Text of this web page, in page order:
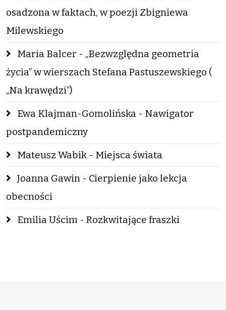
osadzona w faktach, w poezji Zbigniewa
Milewskiego
Maria Balcer - „Bezwzględna geometria
życia” w wierszach Stefana Pastuszewskiego (
„Na krawędzi”)
Ewa Klajman-Gomolińska - Nawigator
postpandemiczny
Mateusz Wabik - Miejsca świata
Joanna Gawin - Cierpienie jako lekcja
obecności
Emilia Uścim - Rozkwitające fraszki